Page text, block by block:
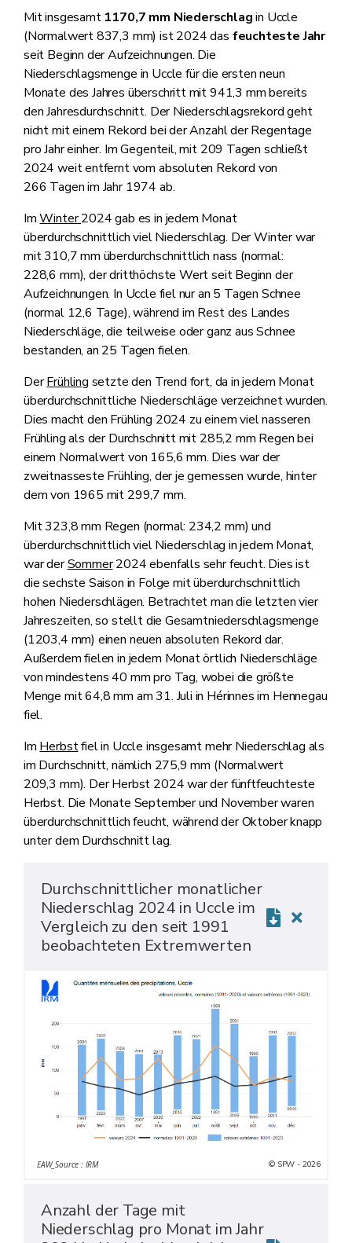
Mit insgesamt 1170,7 mm Niederschlagin Uccle
(Normalwert 837,3 mm) ist 2024 das feuchteste Jahr
seit Beginn der Aufzeichnungen. Die
Niederschlagsmenge in Uccle für die ersten neun
Monate des Jahres überschritt mit 941,3 mm bereits
den Jahresdurchschnitt. Der Niederschlagsrekord geht
nicht mit einem Rekord bei der Anzahl der Regentage
pro Jahr einher. Im Gegenteil, mit 209 Tagen schließt
2024 weit entfernt vom absoluten Rekord von
266 Tagen im Jahr 1974 ab.
ImWinter2024 gab es in jedem Monat
überdurchschnittlich viel Niederschlag. Der Winter war
mit 310,7 mm überdurchschnittlich nass (normal:
228,6 mm), der dritthöchste Wert seit Beginn der
Aufzeichnungen. In Uccle fiel nur an 5 Tagen Schnee
(normal 12,6 Tage), während im Rest des Landes
Niederschläge, die teilweise oder ganz aus Schnee
bestanden, an 25 Tagen fielen.
DerFrühling setzte den Trend fort, da in jedem Monat
überdurchschnittliche Niederschläge verzeichnet wurden.
Dies macht den Frühling 2024 zu einem viel nasseren
Frühling als der Durchschnitt mit 285,2 mm Regen bei
einem Normalwert von 165,6 mm. Dies war der
zweitnasseste Frühling, der je gemessen wurde, hinter
dem von 1965 mit 299,7 mm.
Mit 323,8 mm Regen (normal: 234,2 mm) und
überdurchschnittlich viel Niederschlag in jedem Monat,
war derSommer2024 ebenfalls sehr feucht. Dies ist
die sechste Saison in Folge mit überdurchschnittlich
hohen Niederschlägen. Betrachtet man die letzten vier
Jahreszeiten, so stellt die Gesamtniederschlagsmenge
(1203,4 mm) einen neuen absoluten Rekord dar.
Außerdem fielen in jedem Monat örtlich Niederschläge
von mindestens 40 mm pro Tag, wobei die größte
Menge mit 64,8 mm am 31. Juli in Hérinnes im Hennegau
fiel.
Im Herbstfiel in Uccle insgesamt mehr Niederschlag als
im Durchschnitt, nämlich 275,9 mm (Normalwert
209,3 mm). Der Herbst 2024 war der fünftfeuchteste
Herbst. Die Monate September und November waren
überdurchschnittlich feucht, während der Oktober knapp
unter dem Durchschnitt lag.
Durchschnittlicher monatlicher
Niederschlag 2024 in Uccle im
Vergleich zu den seit 1991
beobachteten Extremwerten
EAW_Source : IRM © SPW - 2026
Anzahl der Tage mit
Niederschlag pro Monat im Jahr